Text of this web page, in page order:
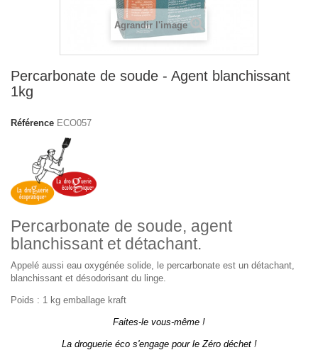
Agrandir l'image
Percarbonate de soude - Agent blanchissant
1kg
Référence ECO057
Percarbonate de soude, agent
blanchissant et détachant.
Appelé aussi eau oxygénée solide, le percarbonate est un détachant,
blanchissant et désodorisant du linge.
Poids : 1 kg emballage kraft
Faites-le vous-même !
La droguerie éco s'engage pour le Zéro déchet !